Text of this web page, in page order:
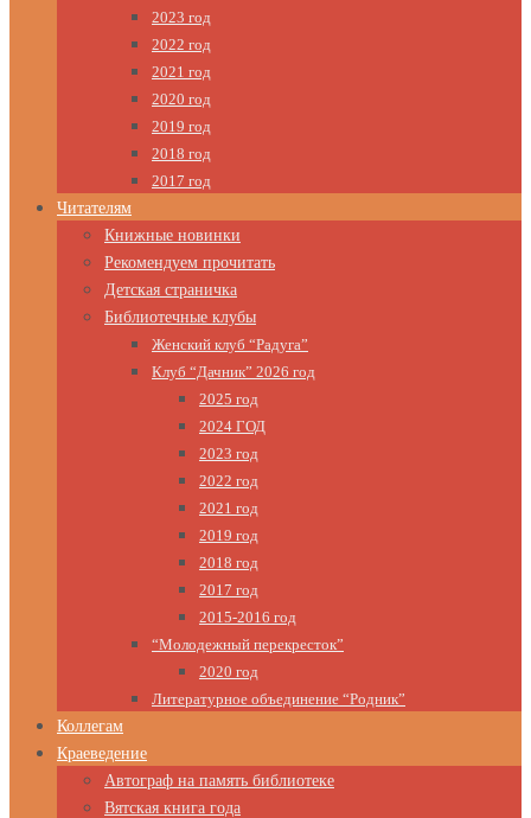
2023 год
2022 год
2021 год
2020 год
2019 год
2018 год
2017 год
Читателям
Книжные новинки
Рекомендуем прочитать
Детская страничка
Библиотечные клубы
Женский клуб “Радуга”
Клуб “Дачник” 2026 год
2025 год
2024 ГОД
2023 год
2022 год
2021 год
2019 год
2018 год
2017 год
2015-2016 год
“Молодежный перекресток”
2020 год
Литературное объединение “Родник”
Коллегам
Краеведение
Автограф на память библиотеке
Вятская книга года